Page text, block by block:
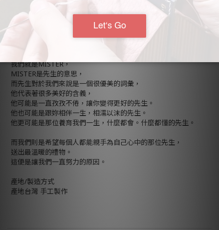
**／商品規格／**
- 顏色: 藍色、酒紅色、黑色、橄欖綠、焦茶色
- 材質說明: 日本新禧馬臀皮
- 製作期: 5-7日
**／設計館／**
我們就是MISTER，
MISTER是先生的意思，
而先生對於我們來說是一個很優美的詞彙，
他代表著很多美好的含義，
他可能是一直孜孜不倦，讓你變得更好的先生。
他也可能是跟妳相伴一生，相濡以沫的先生。
他更可能是那位養育我們一生，什麼都會。什麼都懂的先生。
而我們則是希望每個人都能親手為自己心中的那位先生，
送出最溫暖的禮物。
這便是讓我們一直努力的原因。
產地/製造方式
產地台灣 手工製作